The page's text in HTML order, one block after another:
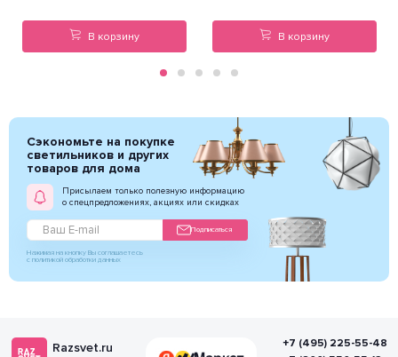
В корзину В корзину
Сэкономьте на покупке
светильников и других
товаров для дома
Присылаем только полезную информацию
о спецпредложениях, акциях или скидках
Подписаться
Нажимая на кнопку Вы соглашаетесь
с политикой обработки данных
Razsvet.ru
+7 (495) 225-55-48